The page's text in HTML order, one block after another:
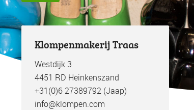
Klompenmakerij Traas
Westdijk 3
4451 RD Heinkenszand
+31(0)6 27389792 (Jaap)
info@klompen.com